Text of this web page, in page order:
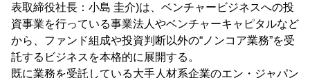
表取締役社長：小島 圭介)は、ベンチャービジネスへの投
資事業を行っている事業法人やベンチャーキャピタルなど
から、ファンド組成や投資判断以外の“ノンコア業務”を受
託するビジネスを本格的に展開する。
既に業務を受託している大手人材系企業のエン・ジャパン